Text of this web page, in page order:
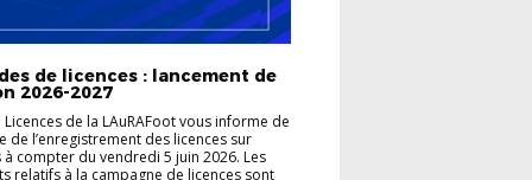
de licences : lancement de
2026-2027
Licences de la LAuRAFoot vous informe de
de l’enregistrement des licences sur
à compter du vendredi 5 juin 2026. Les
relatifs à la campagne de licences sont